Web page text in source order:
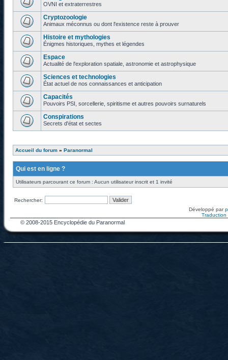
OVNI et extraterrestres
Cryptozoologie
Animaux méconnus ou dont l'existence reste à prouver
Histoire et mythologies
Énigmes historiques, mythes et légendes
Espace
Actualité de l'exploration spatiale, astronomie et astrophysique
Sciences et technologies
État actuel de nos connaissances et anticipation
Capacités
Pouvoirs PSI, sorcellerie, spiritisme et autres pouvoirs surnaturels
Conspirations
Secrets d'état et sectes
Accueil du forum » Paranormal
Qui est en ligne ?
Utilisateurs parcourant ce forum : Aucun utilisateur inscrit et 1 invité
Rechercher:
Développé par
Traduction
© 2008-2015 Encyclopédie du Paranormal